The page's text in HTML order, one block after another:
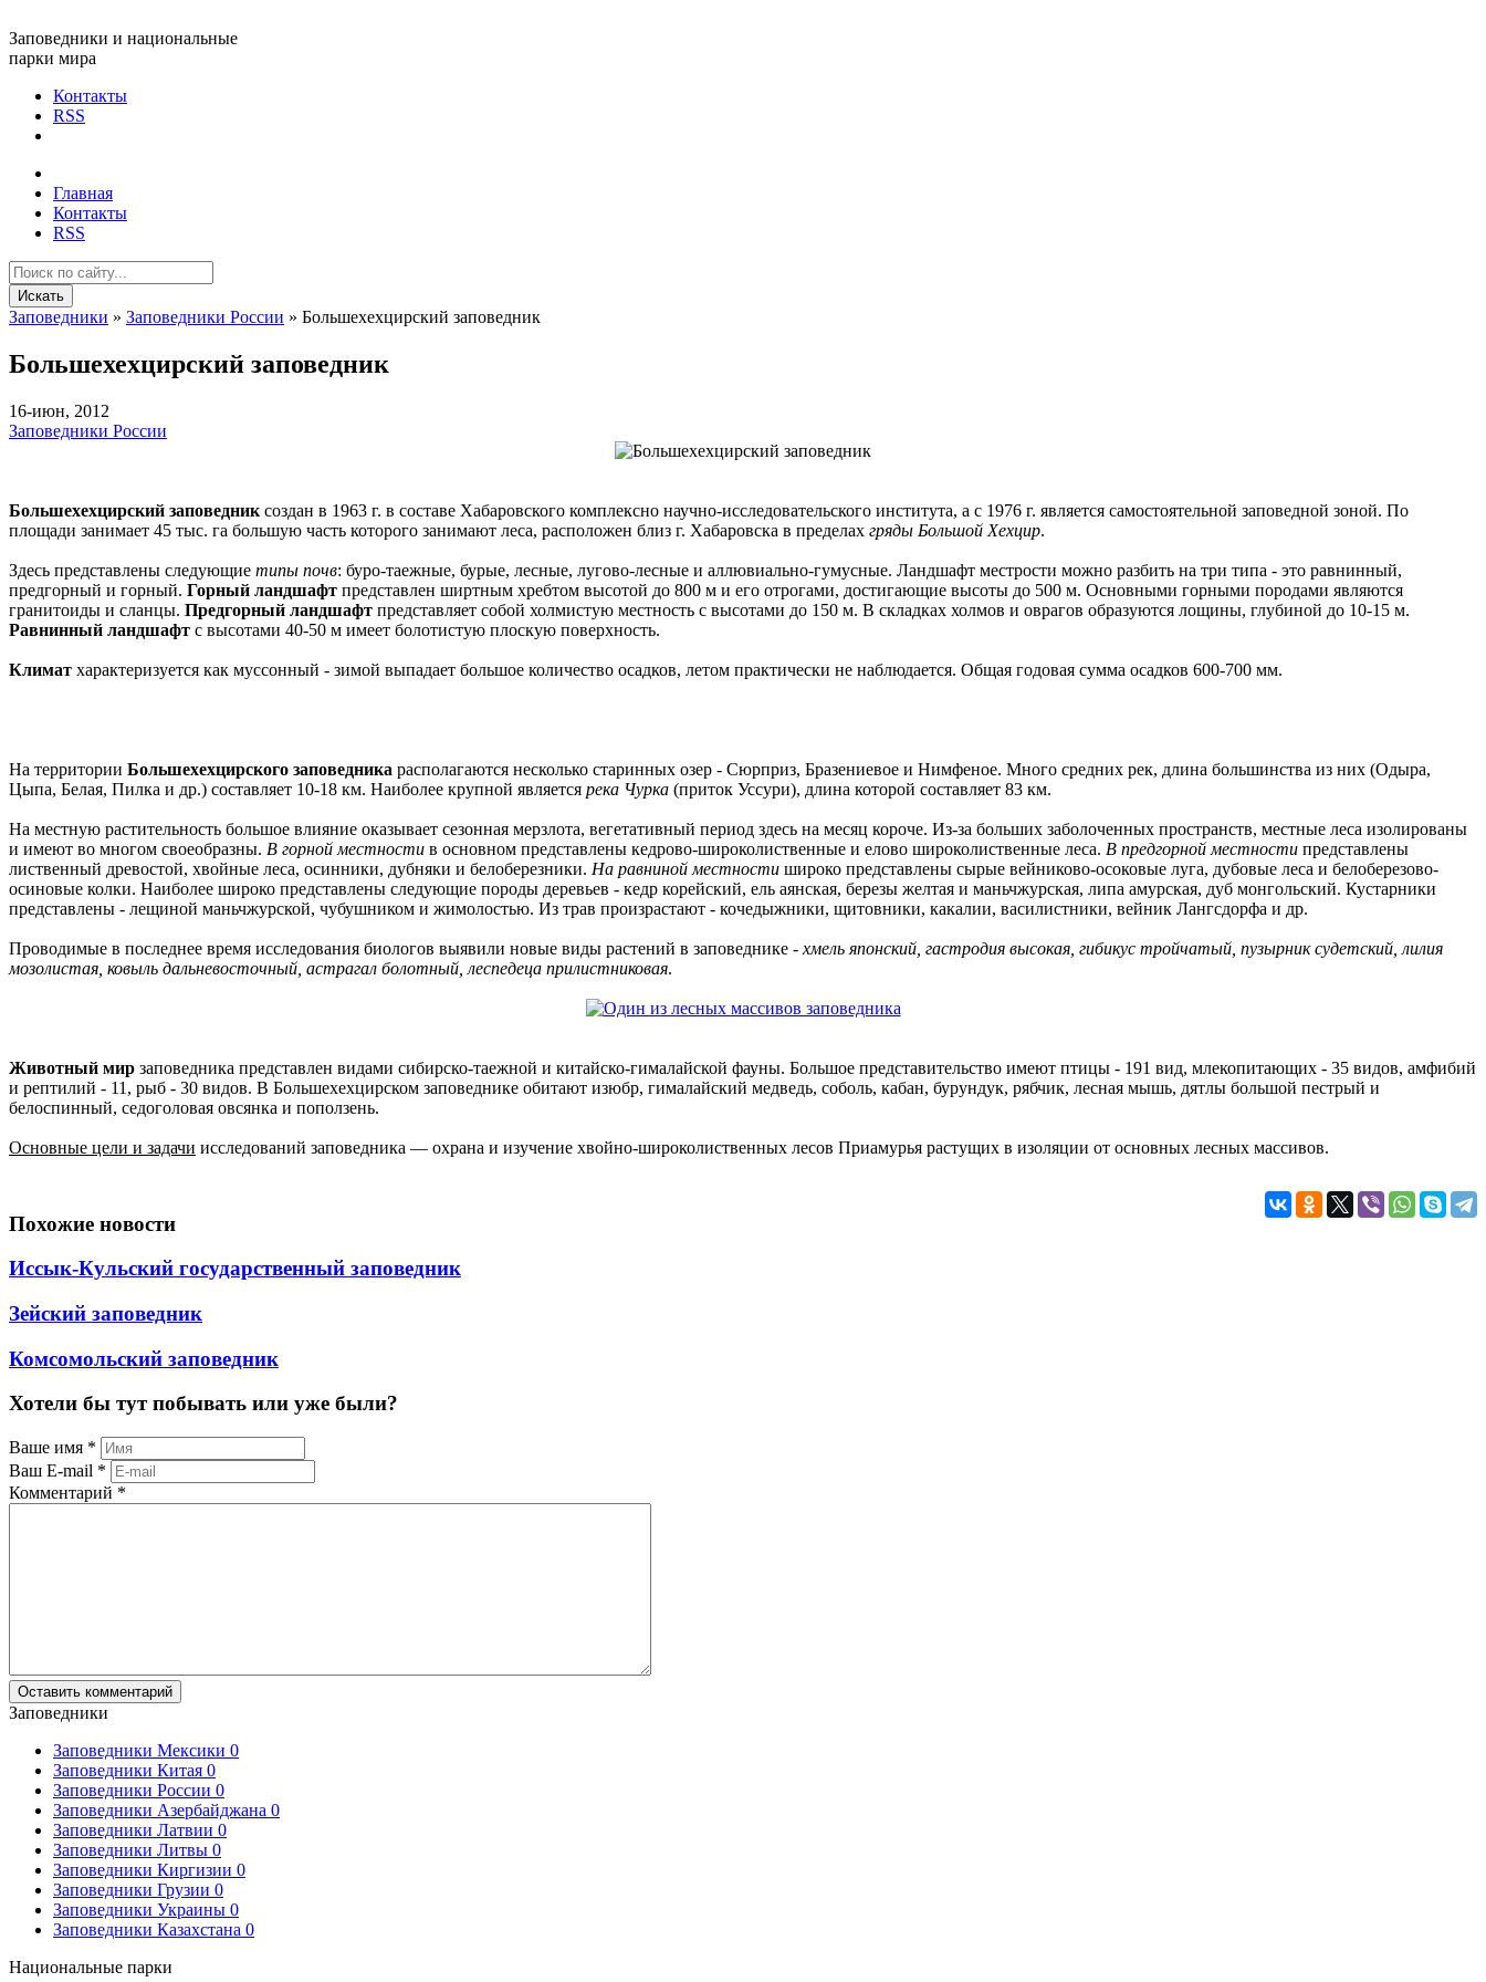
Заповедники и национальные
парки мира
Контакты
RSS
Главная
Контакты
RSS
Искать
Заповедники » Заповедники России » Большехехцирский заповедник
Большехехцирский заповедник
16-июн, 2012
Заповедники России
Большехехцирский заповедник создан в 1963 г. в составе Хабаровского комплексно научно-исследовательского института, а с 1976 г. является самостоятельной заповедной зоной. По
площади занимает 45 тыс. га большую часть которого занимают леса, расположен близ г. Хабаровска в пределах гряды Большой Хехцир.
Здесь представлены следующие типы почв: буро-таежные, бурые, лесные, лугово-лесные и аллювиально-гумусные. Ландшафт местрости можно разбить на три типа - это равнинный,
предгорный и горный. Горный ландшафт представлен ширтным хребтом высотой до 800 м и его отрогами, достигающие высоты до 500 м. Основными горными породами являются
гранитоиды и сланцы. Предгорный ландшафт представляет собой холмистую местность с высотами до 150 м. В складках холмов и оврагов образуются лощины, глубиной до 10-15 м.
Равнинный ландшафт с высотами 40-50 м имеет болотистую плоскую поверхность.
Климат характеризуется как муссонный - зимой выпадает большое количество осадков, летом практически не наблюдается. Общая годовая сумма осадков 600-700 мм.
На территории Большехехцирского заповедника располагаются несколько старинных озер - Сюрприз, Бразениевое и Нимфеное. Много средних рек, длина большинства из них (Одыра,
Цыпа, Белая, Пилка и др.) составляет 10-18 км. Наиболее крупной является река Чурка (приток Уссури), длина которой составляет 83 км.
На местную растительность большое влияние оказывает сезонная мерзлота, вегетативный период здесь на месяц короче. Из-за больших заболоченных пространств, местные леса изолированы
и имеют во многом своеобразны. В горной местности в основном представлены кедрово-широколиственные и елово широколиственные леса. В предгорной местности представлены
лиственный древостой, хвойные леса, осинники, дубняки и белоберезники. На равниной местности широко представлены сырые вейниково-осоковые луга, дубовые леса и белоберезово-
осиновые колки. Наиболее широко представлены следующие породы деревьев - кедр корейский, ель аянская, березы желтая и маньчжурская, липа амурская, дуб монгольский. Кустарники
представлены - лещиной маньчжурской, чубушником и жимолостью. Из трав произрастают - кочедыжники, щитовники, какалии, василистники, вейник Лангсдорфа и др.
Проводимые в последнее время исследования биологов выявили новые виды растений в заповеднике - хмель японский, гастродия высокая, гибикус тройчатый, пузырник судетский, лилия
мозолистая, ковыль дальневосточный, астрагал болотный, леспедеца прилистниковая.
Животный мир заповедника представлен видами сибирско-таежной и китайско-гималайской фауны. Большое представительство имеют птицы - 191 вид, млекопитающих - 35 видов, амфибий
и рептилий - 11, рыб - 30 видов. В Большехехцирском заповеднике обитают изюбр, гималайский медведь, соболь, кабан, бурундук, рябчик, лесная мышь, дятлы большой пестрый и
белоспинный, седоголовая овсянка и поползень.
Основные цели и задачи исследований заповедника — охрана и изучение хвойно-широколиственных лесов Приамурья растущих в изоляции от основных лесных массивов.
Похожие новости
Иссык-Кульский государственный заповедник
Зейский заповедник
Комсомольский заповедник
Хотели бы тут побывать или уже были?
Ваше имя *
Ваш E-mail *
Комментарий *
Заповедники
Заповедники Мексики 0
Заповедники Китая 0
Заповедники России 0
Заповедники Азербайджана 0
Заповедники Латвии 0
Заповедники Литвы 0
Заповедники Киргизии 0
Заповедники Грузии 0
Заповедники Украины 0
Заповедники Казахстана 0
Национальные парки